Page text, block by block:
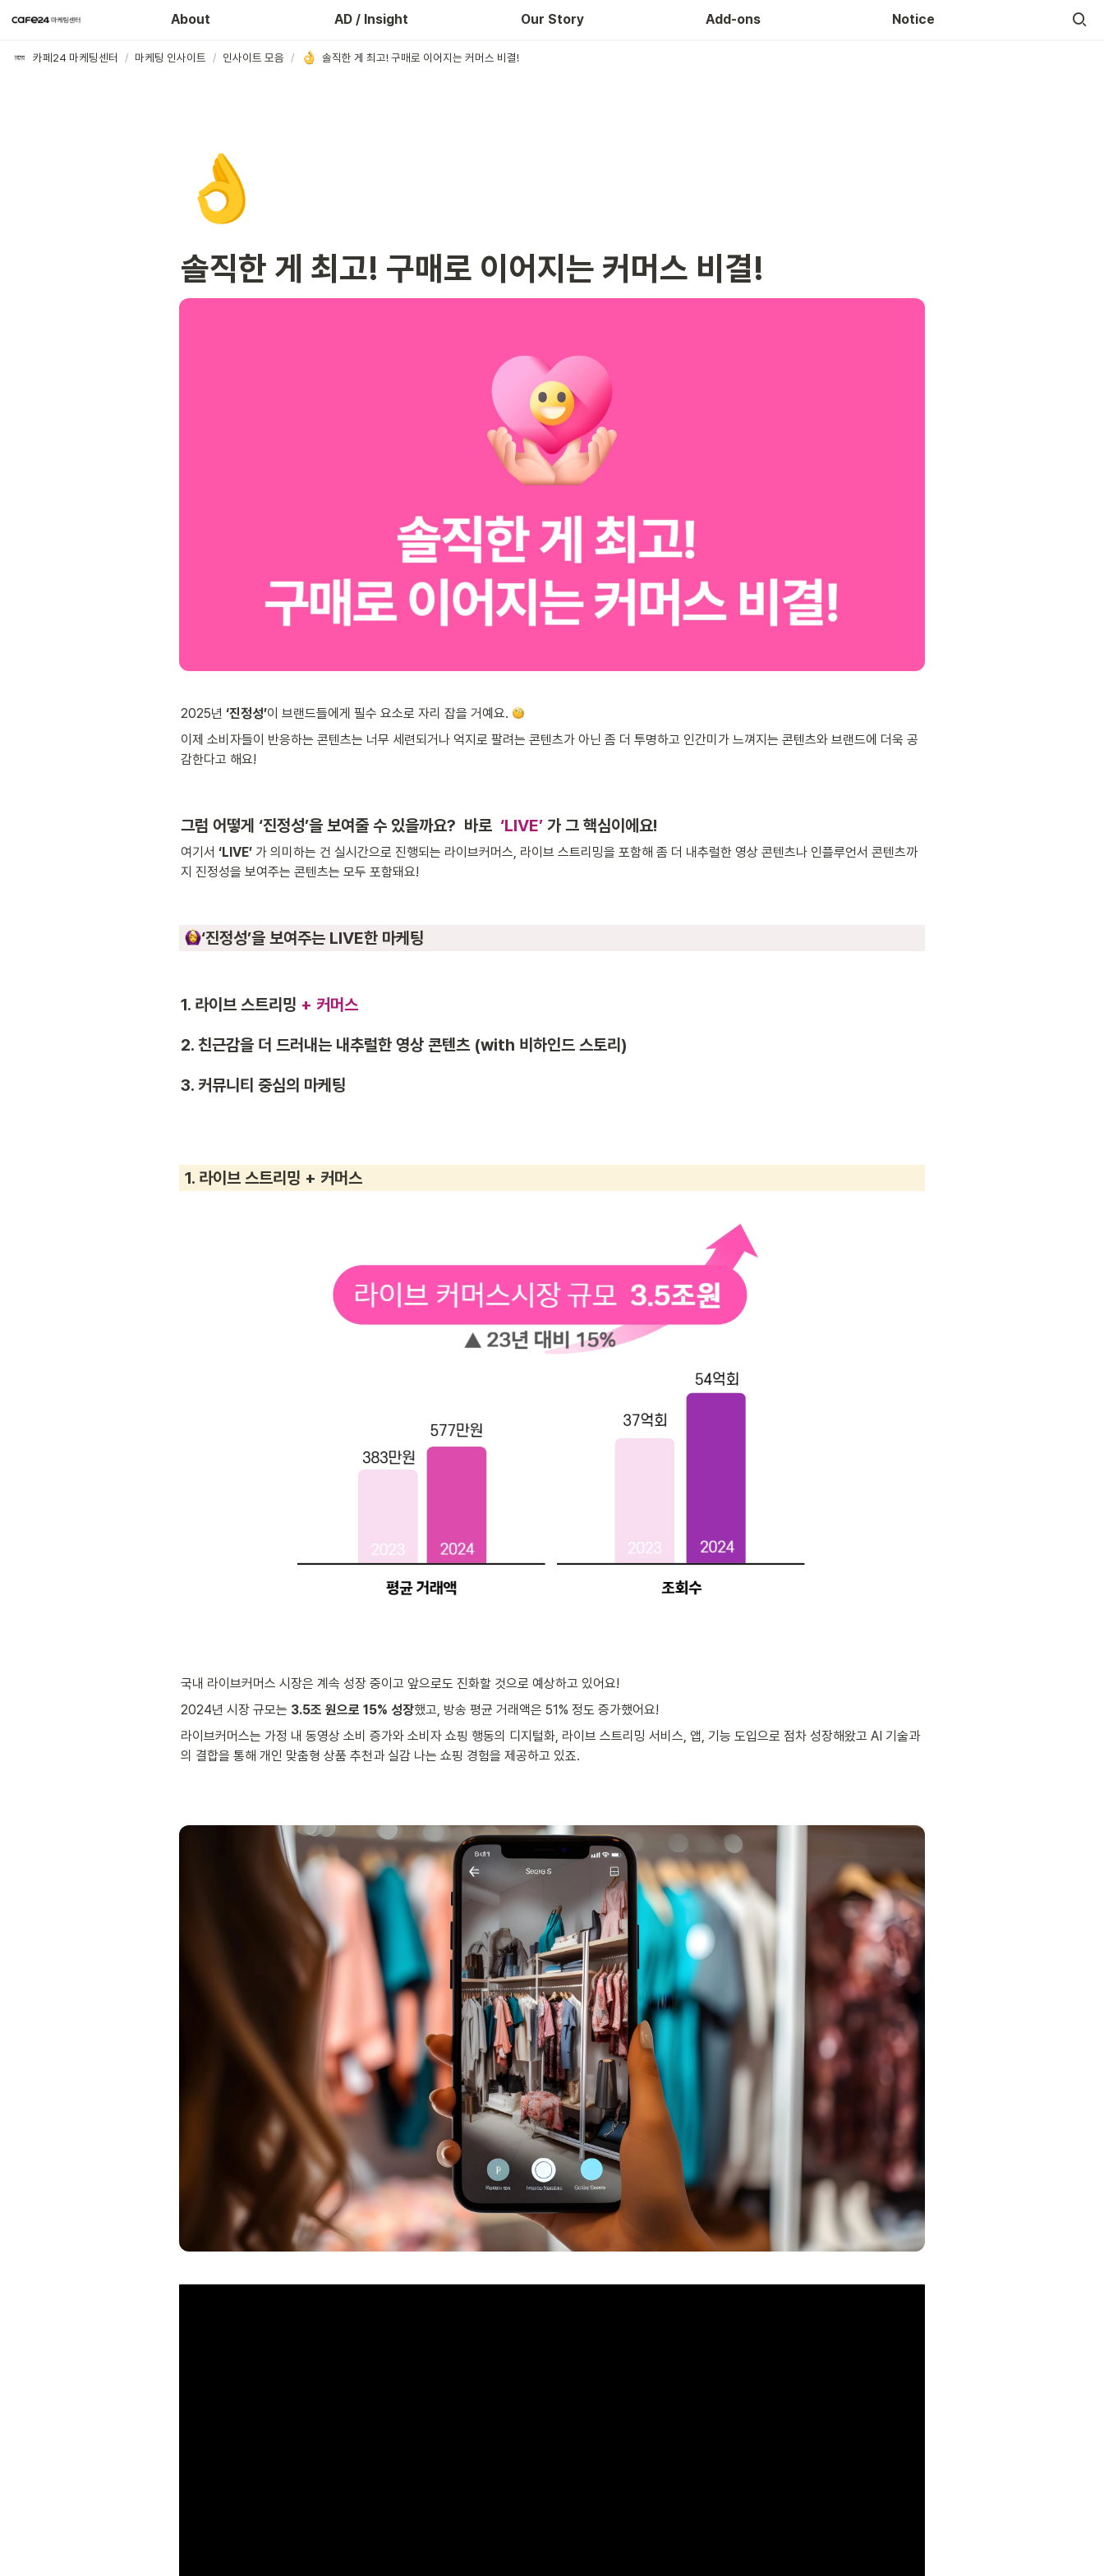
About AD / Insight Our Story Add-ons Notice
카페24 마케팅센터 / 마케팅 인사이트 / 인사이트 모음 / 솔직한 게 최고! 구매로 이어지는 커머스 비결!
마케팅 인사이트
👌
솔직한 게 최고! 구매로 이어지는 커머스 비결!
2025년 ‘진정성’이 브랜드들에게 필수 요소로 자리 잡을 거예요.
이제 소비자들이 반응하는 콘텐츠는 너무 세련되거나 억지로 팔려는 콘텐츠가 아닌 좀 더 투명하고 인간미가 느껴지는 콘텐츠와 브랜드에 더욱 공
감한다고 해요!
그럼 어떻게 ‘진정성’을 보여줄 수 있을까요?  바로 ‘LIVE’ 가 그 핵심이에요!
여기서 ‘LIVE’ 가 의미하는 건 실시간으로 진행되는 라이브커머스, 라이브 스트리밍을 포함해 좀 더 내추럴한 영상 콘텐츠나 인플루언서 콘텐츠까
지 진정성을 보여주는 콘텐츠는 모두 포함돼요!
‘진정성’을 보여주는 LIVE한 마케팅
1. 라이브 스트리밍 + 커머스
2. 친근감을 더 드러내는 내추럴한 영상 콘텐츠 (with 비하인드 스토리)
3. 커뮤니티 중심의 마케팅
1. 라이브 스트리밍 + 커머스
국내 라이브커머스 시장은 계속 성장 중이고 앞으로도 진화할 것으로 예상하고 있어요!
2024년 시장 규모는 3.5조 원으로 15% 성장했고, 방송 평균 거래액은 51% 정도 증가했어요!
라이브커머스는 가정 내 동영상 소비 증가와 소비자 쇼핑 행동의 디지털화, 라이브 스트리밍 서비스, 앱, 기능 도입으로 점차 성장해왔고 AI 기술과
의 결합을 통해 개인 맞춤형 상품 추천과 실감 나는 쇼핑 경험을 제공하고 있죠.